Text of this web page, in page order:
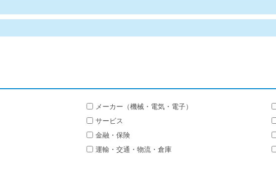
メーカー（機械・電気・電子）
サービス
金融・保険
運輸・交通・物流・倉庫